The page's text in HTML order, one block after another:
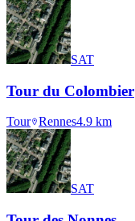
SAT
Tour du Colombier
Tour Rennes4.9 km
SAT